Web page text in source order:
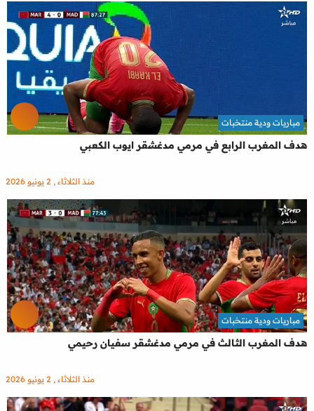
هدف المغرب الرابع في مرمي مدغشقر ايوب الكعبي
مباريات ودية منتخبات
منذ الثلاثاء , 2 يونيو 2026
هدف المغرب الثالث في مرمي مدغشقر سفيان رحيمي
مباريات ودية منتخبات
منذ الثلاثاء , 2 يونيو 2026